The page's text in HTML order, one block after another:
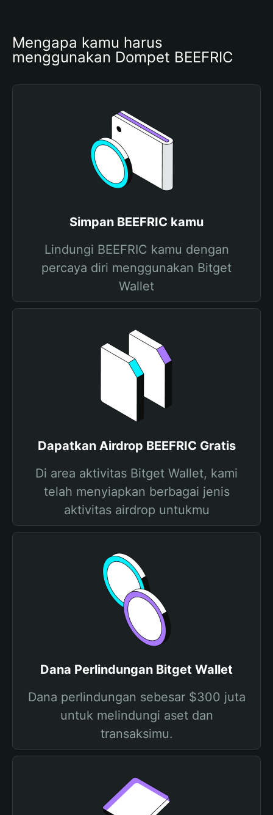
Mengapa kamu harus
menggunakan Dompet BEEFRIC
Simpan BEEFRIC kamu
Lindungi BEEFRIC kamu dengan
percaya diri menggunakan Bitget
Wallet
Dapatkan Airdrop BEEFRIC Gratis
Di area aktivitas Bitget Wallet, kami
telah menyiapkan berbagai jenis
aktivitas airdrop untukmu
Dana Perlindungan Bitget Wallet
Dana perlindungan sebesar $300 juta
untuk melindungi aset dan
transaksimu.